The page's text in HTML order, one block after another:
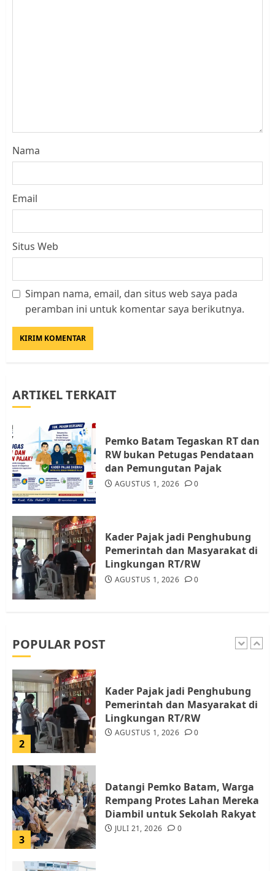
Nama
Email
Situs Web
Simpan nama, email, dan situs web saya pada
peramban ini untuk komentar saya berikutnya.
ARTIKEL TERKAIT
Pemko Batam Tegaskan RT dan
RW bukan Petugas Pendataan
dan Pemungutan Pajak
AGUSTUS 1, 2026 0
Kader Pajak jadi Penghubung
Pemerintah dan Masyarakat di
Lingkungan RT/RW
AGUSTUS 1, 2026 0
POPULAR POST
Datangi Pemko Batam, Warga
4
Warga Rempang Ajukan
Resahkan Warga
JULI 17, 2026 0
5
JULI 15, 2026 0
1
2
Kader Pajak jadi Penghubung
Pemerintah dan Masyarakat di
Lingkungan RT/RW
AGUSTUS 1, 2026 0
3
Datangi Pemko Batam, Warga
Rempang Protes Lahan Mereka
Diambil untuk Sekolah Rakyat
JULI 21, 2026 0